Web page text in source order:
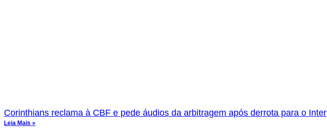
Corinthians reclama à CBF e pede áudios da arbitragem após derrota para o Inter
Leia Mais »